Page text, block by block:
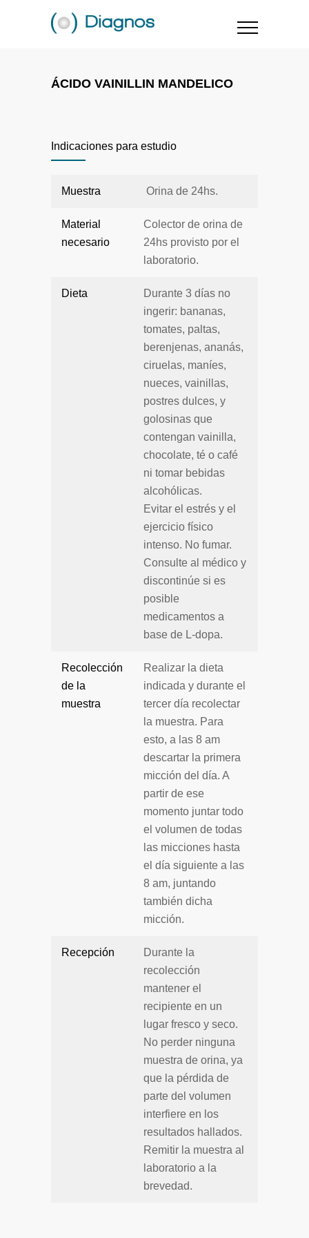
ÁCIDO VAINILLIN MANDELICO
Indicaciones para estudio
Muestra Orina de 24hs.
Material
necesario
Colector de orina de
24hs provisto por el
laboratorio.
Dieta
Durante 3 días no
ingerir: bananas,
tomates, paltas,
berenjenas, ananás,
ciruelas, maníes,
nueces, vainillas,
postres dulces, y
golosinas que
contengan vainilla,
chocolate, té o café
ni tomar bebidas
alcohólicas.
Evitar el estrés y el
ejercicio físico
intenso. No fumar.
Consulte al médico y
discontinúe si es
posible
medicamentos a
base de L-dopa.
Recolección
de la
muestra
Realizar la dieta
indicada y durante el
tercer día recolectar
la muestra. Para
esto, a las 8 am
descartar la primera
micción del día. A
partir de ese
momento juntar todo
el volumen de todas
las micciones hasta
el día siguiente a las
8 am, juntando
también dicha
micción.
Recepción
Durante la
recolección
mantener el
recipiente en un
lugar fresco y seco.
No perder ninguna
muestra de orina, ya
que la pérdida de
parte del volumen
interfiere en los
resultados hallados.
Remitir la muestra al
laboratorio a la
brevedad.